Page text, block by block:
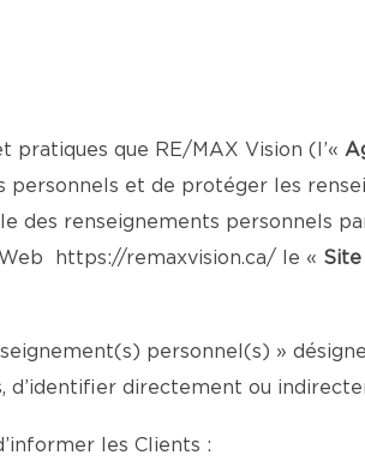
pratiques que RE/MAX Vision (l’«
personnels et de protéger les
des renseignements personnels
https://remaxvision.ca/ le «
personnel(s) »
d’identifier directement ou
les Clients :